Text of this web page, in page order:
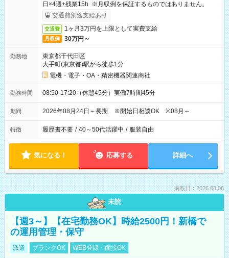
日×4週+残業15h ※月収例を保証するものではありません。
交通費別途支給あり
交通費 1ヶ月3万円を上限として実費支給
月収例 30万円～
勤務地
東京都千代田区
大手町(東京都)駅から徒歩1分
電機・電子・OA・精密機器関連商社
勤務時間 08:50-17:20（休憩45分）実働7時間45分
期間 2026年08月24日～長期 ※開始日相談OK ※08月～
特徴 履歴書不要 / 40～50代活躍中 / 服装自由
気になる！ 応募する 詳細へ
掲載日：2026.08.06
未読
【週3～】【在宅勤務OK】時給2500円！新橋で
の運用管理・保守
派遣 ブランクOK WEB登録・面接OK